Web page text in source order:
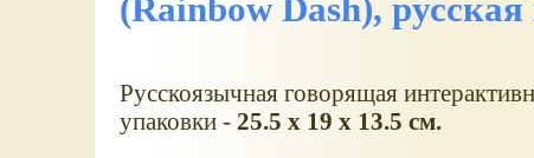
(Rainbow Dash),
Русскоязычная говорящая
упаковки - 25.5 x 19 x 13.5 см.